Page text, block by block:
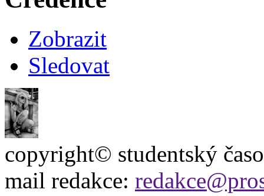
Zobrazit
Sledovat
copyright© studentský
mail redakce: